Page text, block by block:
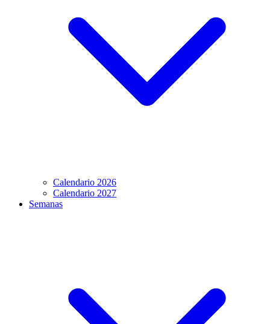
Calendario 2026
Calendario 2027
Semanas